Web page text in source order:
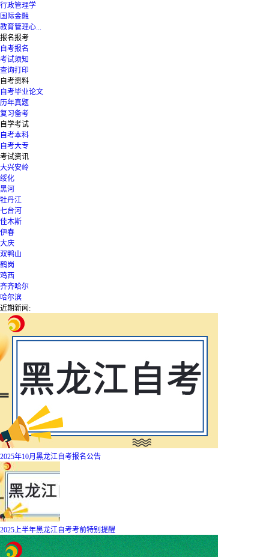
行政管理学
国际金融
教育管理心...
报名报考
自考报名
考试须知
查询打印
自考资料
自考毕业论文
历年真题
复习备考
自学考试
自考本科
自考大专
考试资讯
大兴安岭
绥化
黑河
牡丹江
七台河
佳木斯
伊春
大庆
双鸭山
鹤岗
鸡西
齐齐哈尔
哈尔滨
近期新闻:
2025年10月黑龙江自考报名公告
2025上半年黑龙江自考考前特别提醒